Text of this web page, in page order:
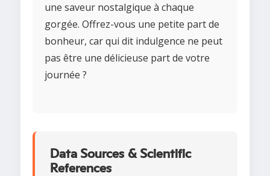
une saveur nostalgique à chaque
gorgée. Offrez-vous une petite part de
bonheur, car qui dit indulgence ne peut
pas être une délicieuse part de votre
journée ?
Data Sources & Scientific
References